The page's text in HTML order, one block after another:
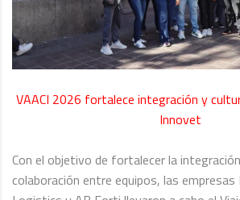
VAACI 2026 fortalece integración y
Innovet
Con el objetivo de fortalecer la
colaboración entre equipos, las